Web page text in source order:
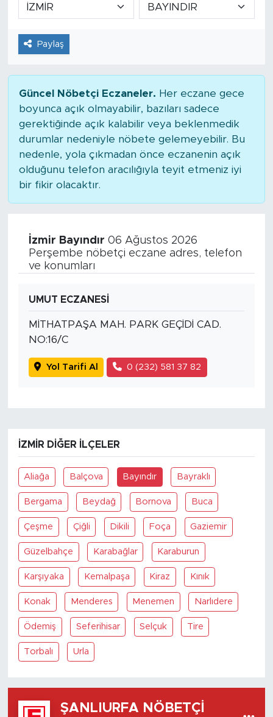
Paylaş
Güncel Nöbetçi Eczaneler. Her eczane gece
boyunca açık olmayabilir, bazıları sadece
gerektiğinde açık kalabilir veya beklenmedik
durumlar nedeniyle nöbete gelemeyebilir. Bu
nedenle, yola çıkmadan önce eczanenin açık
olduğunu telefon aracılığıyla teyit etmeniz iyi
bir fikir olacaktır.
İzmir Bayındır 06 Ağustos 2026
Perşembe nöbetçi eczane adres, telefon
ve konumları
UMUT ECZANESİ
MİTHATPAŞA MAH. PARK GEÇİDİ CAD.
NO:16/C
Yol Tarifi Al 0 (232) 581 37 82
İZMIR DIĞER İLÇELER
Aliağa Balçova Bayındır Bayraklı
Bergama Beydağ Bornova Buca
Çeşme Çiğli Dikili Foça Gaziemir
Güzelbahçe Karabağlar Karaburun
Karşıyaka Kemalpaşa Kiraz Kınık
Konak Menderes Menemen Narlıdere
Ödemiş Seferihisar Selçuk Tire
Torbalı Urla
ŞANLIURFA NÖBETÇI